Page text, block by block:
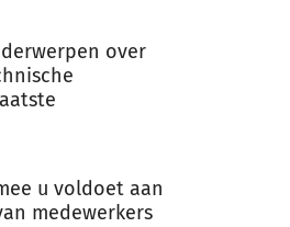
over
u voldoet aan
medewerkers